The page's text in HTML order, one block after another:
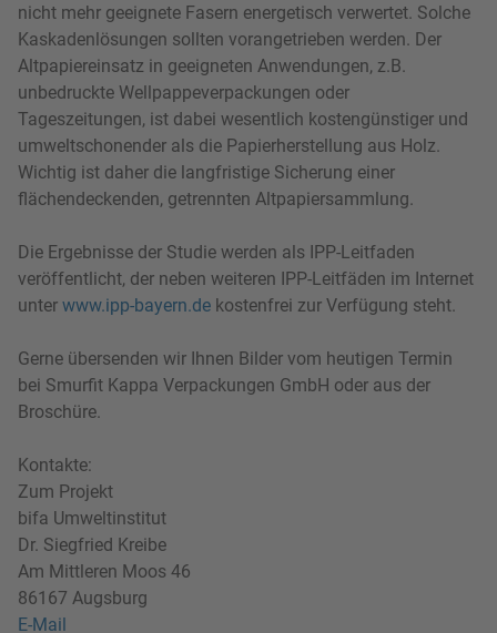
nicht mehr geeignete Fasern energetisch verwertet. Solche
Kaskadenlösungen sollten vorangetrieben werden. Der
Altpapiereinsatz in geeigneten Anwendungen, z.B.
unbedruckte Wellpappeverpackungen oder
Tageszeitungen, ist dabei wesentlich kostengünstiger und
umweltschonender als die Papierherstellung aus Holz.
Wichtig ist daher die langfristige Sicherung einer
flächendeckenden, getrennten Altpapiersammlung.
Die Ergebnisse der Studie werden als IPP-Leitfaden
veröffentlicht, der neben weiteren IPP-Leitfäden im Internet
unter www.ipp-bayern.de kostenfrei zur Verfügung steht.
Gerne übersenden wir Ihnen Bilder vom heutigen Termin
bei Smurfit Kappa Verpackungen GmbH oder aus der
Broschüre.
Kontakte:
Zum Projekt
bifa Umweltinstitut
Dr. Siegfried Kreibe
Am Mittleren Moos 46
86167 Augsburg
E-Mail